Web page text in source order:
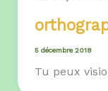
5 décembre 2018
Tu peux